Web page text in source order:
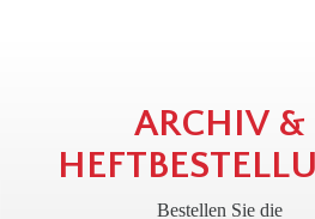
ARCHIV &
Bestellen Sie die